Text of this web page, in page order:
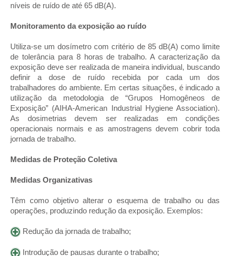
níveis de ruído de até 65 dB(A).
Monitoramento da exposição ao ruído
Utiliza-se um dosímetro com critério de 85 dB(A) como limite
de tolerância para 8 horas de trabalho. A caracterização da
exposição deve ser realizada de maneira individual, buscando
definir a dose de ruído recebida por cada um dos
trabalhadores do ambiente. Em certas situações, é indicado a
utilização da metodologia de “Grupos Homogêneos de
Exposição” (AIHA-American Industrial Hygiene Association).
As dosimetrias devem ser realizadas em condições
operacionais normais e as amostragens devem cobrir toda
jornada de trabalho.
Medidas de Proteção Coletiva
Medidas Organizativas
Têm como objetivo alterar o esquema de trabalho ou das
operações, produzindo redução da exposição. Exemplos:
Redução da jornada de trabalho;
Introdução de pausas durante o trabalho;